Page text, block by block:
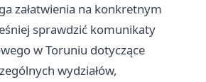
załatwienia na konkretnym
sprawdzić komunikaty
w Toruniu dotyczące
wydziałów,